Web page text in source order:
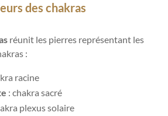
des chakras
réunit les pierres représentant les
:
racine
: chakra sacré
plexus solaire